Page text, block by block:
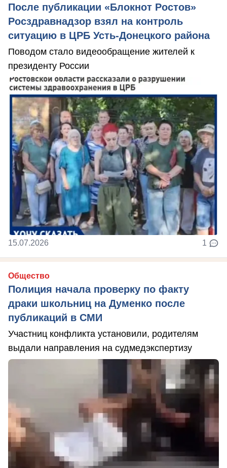
После публикации «Блокнот Ростов»
Росздравнадзор взял на контроль
ситуацию в ЦРБ Усть-Донецкого района
Поводом стало видеообращение жителей к
президенту России
15.07.2026 1
Общество
Полиция начала проверку по факту
драки школьниц на Думенко после
публикаций в СМИ
Участниц конфликта установили, родителям
выдали направления на судмедэкспертизу